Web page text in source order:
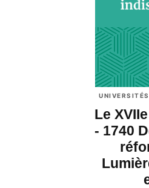
Le
- 1740